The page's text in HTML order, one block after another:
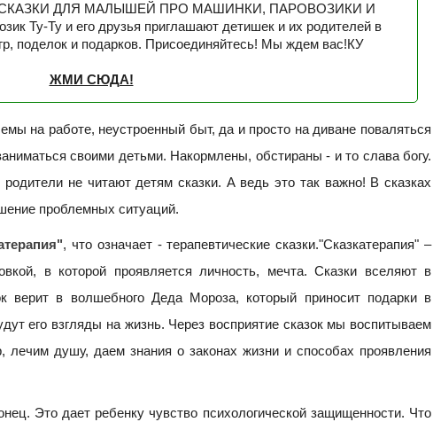
ДЛЯ МАЛЫШЕЙ ПРО МАШИНКИ, ПАРОВОЗИКИ И
Ту-Ту и его друзья приглашают детишек и их родителей в
поделок и подарков. Присоединяйтесь! Мы ждем вас!КУ
ЖМИ СЮДА!
на работе, неустроенный быт, да и просто на диване поваляться
своими детьми. Накормлены, обстираны - и то слава богу.
не читают детям сказки. А ведь это так важно! В сказках
проблемных ситуаций.
, что означает - терапевтические сказки."Cказкатерапия" –
в которой проявляется личность, мечта. Сказки вселяют в
верит в волшебного Деда Мороза, который приносит подарки в
его взгляды на жизнь. Через восприятие сказок мы воспитываем
лечим душу, даем знания о законах жизни и способах проявления
Это дает ребенку чувство психологической защищенности. Что